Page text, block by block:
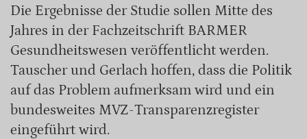
Die Ergebnisse der Studie sollen Mitte des
Jahres in der Fachzeitschrift BARMER
Gesundheitswesen veröffentlicht werden.
Tauscher und Gerlach hoffen, dass die Politik
auf das Problem aufmerksam wird und ein
bundesweites MVZ-Transparenzregister
eingeführt wird.